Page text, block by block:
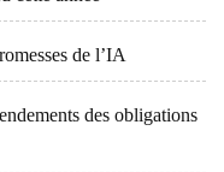
de l’IA
des obligations